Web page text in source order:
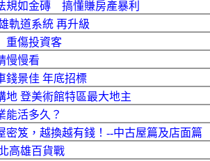
規如金磚 搞懂賺房產暴利
軌道系統 再升級
傷投資客
慢慢看
錢景佳 年底招標
地 登美術館特區最大地主
能活多久？
密笈，越換越有錢！--中古屋篇及店面篇
高雄百貨戰